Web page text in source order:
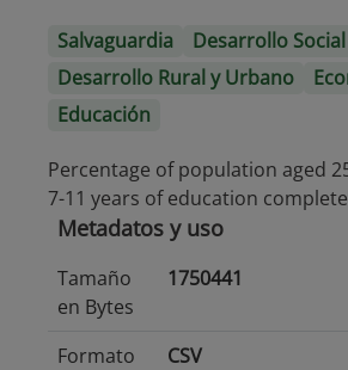
Salvaguardia
Desarrollo Social
Desarrollo Rural y Urbano
Educación
Percentage of population aged
7-11 years of education
Metadatos y uso
Tamaño
en Bytes
1750441
Formato
CSV